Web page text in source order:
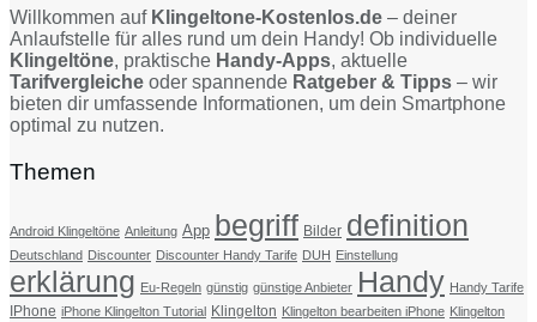
Willkommen auf Klingeltone-Kostenlos.de – deiner
Anlaufstelle für alles rund um dein Handy! Ob individuelle
Klingeltöne, praktische Handy-Apps, aktuelle
Tarifvergleiche oder spannende Ratgeber & Tipps – wir
bieten dir umfassende Informationen, um dein Smartphone
optimal zu nutzen.
Themen
Android Klingeltöne Anleitung App begriff Bilder definition
Deutschland Discounter Discounter Handy Tarife DUH Einstellung
erklärung Eu-Regeln günstig günstige Anbieter Handy Handy Tarife
IPhone iPhone Klingelton Tutorial Klingelton Klingelton bearbeiten iPhone Klingelton